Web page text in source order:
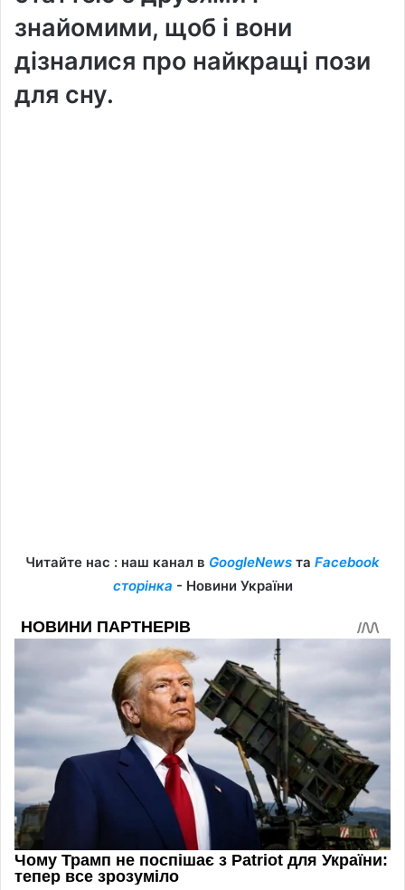
знайомими, щоб і вони
дізналися про найкращі пози
для сну.
Читайте нас : наш канал в GoogleNews та Facebook
сторінка - Новини України